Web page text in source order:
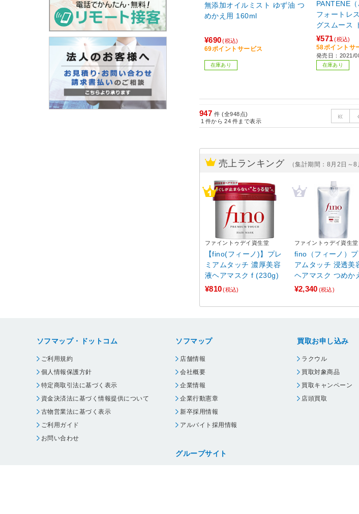
無添加オイルミスト ゆず油 つ
めかえ用 160ml
¥690 (税込)
69ポイントサービス
在庫あり
PANTENE
フォートレ
グスムース
替 350g
¥571 (税込)
58ポイントサ
発売日：2021/
在庫あり
947 件 (全948点)
1 件から 24 件まで表示
売上ランキング （集計期間：8月2日～8
ファイントゥデイ資生堂
【fino(フィーノ)】プレ
ミアムタッチ 濃厚美容
液ヘアマスク f (230g)
¥810 (税込)
ファイントゥデイ資生堂
fino（フィーノ）プ
アムタッチ 浸透美
ヘアマスク つめかえ用
700g
¥2,340 (税込)
ソフマップ・ドットコム
ご利用規約
個人情報保護方針
特定商取引法に基づく表示
資金決済法に基づく情報提供について
古物営業法に基づく表示
ご利用ガイド
お問い合わせ
ソフマップ
店舗情報
会社概要
企業情報
企業行動憲章
新卒採用情報
アルバイト採用情報
グループサイト
買取お申し込み
ラクウル
買取対象商品
買取キャンペーン
店頭買取